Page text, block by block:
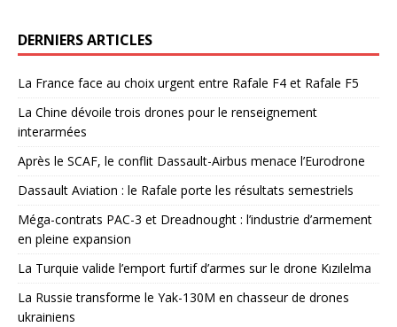
DERNIERS ARTICLES
La France face au choix urgent entre Rafale F4 et Rafale F5
La Chine dévoile trois drones pour le renseignement
interarmées
Après le SCAF, le conflit Dassault-Airbus menace l’Eurodrone
Dassault Aviation : le Rafale porte les résultats semestriels
Méga-contrats PAC-3 et Dreadnought : l’industrie d’armement
en pleine expansion
La Turquie valide l’emport furtif d’armes sur le drone Kızılelma
La Russie transforme le Yak-130M en chasseur de drones
ukrainiens